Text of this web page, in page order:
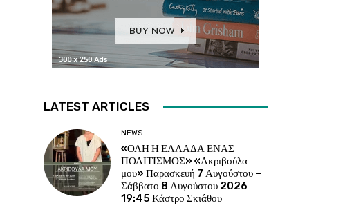
LATEST ARTICLES
NEWS
«ΟΛΗ Η ΕΛΛΑΔΑ ΕΝΑΣ
ΠΟΛΙΤΙΣΜΟΣ» «Ακριβούλα
μου» Παρασκευή 7 Αυγούστου –
Σάββατο 8 Αυγούστου 2026
19:45 Κάστρο Σκιάθου